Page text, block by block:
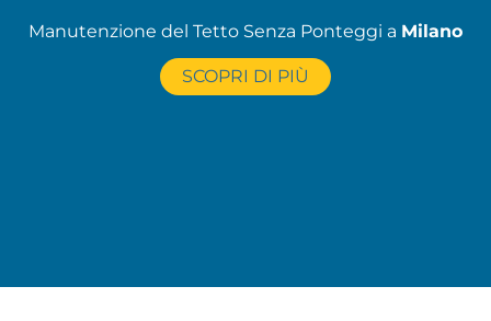
Manutenzione del Tetto Senza Ponteggi a Milano
SCOPRI DI PIÙ